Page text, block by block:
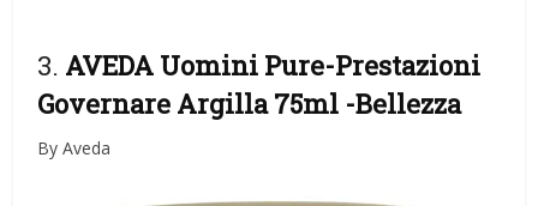
3. AVEDA Uomini Pure-Prestazioni
Governare Argilla 75ml -Bellezza
By Aveda